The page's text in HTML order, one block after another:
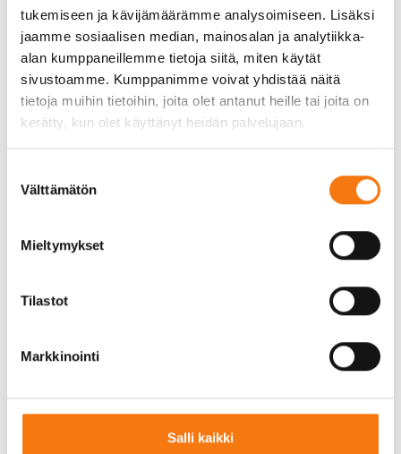
tukemiseen ja kävijämäärämme analysoimiseen. Lisäksi
jaamme sosiaalisen median, mainosalan ja analytiikka-
alan kumppaneillemme tietoja siitä, miten käytät
sivustoamme. Kumppanimme voivat yhdistää näitä
tietoja muihin tietoihin, joita olet antanut heille tai joita on
kerätty, kun olet käyttänyt heidän palvelujaan.
valinta
Välttämätön
Mieltymykset
Tilastot
Markkinointi
Salli kaikki
sujuvuuteen. Meillä Seepsulassa lastaus tapahtuu
nopeasti, ja punnitus vie vain hetken. Tämä
tarkoittaa, että voit luottaa siihen, että kiviainekset
saapuvat työmaalle ajallaan, joko samana tai
viimeistään seuraavana päivänä.
Toimitusvarmuus on meille yhtä tärkeää kuin
että kiviainesta on saatavilla jatkuvasti, eikä sinun
Lisäksi palvelemme asiakkaitamme myös iltaisin ja
lauantaisin, jotta voimme vastata
mahdollisimman joustavasti.